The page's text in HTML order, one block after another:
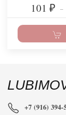
101 ₽ –
+7 (916) 394-